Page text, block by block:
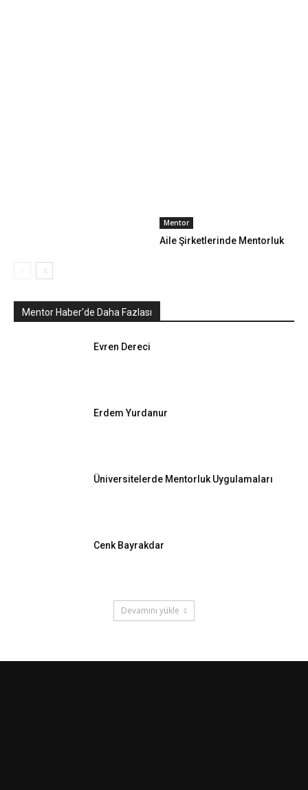
Mentor
Aile Şirketlerinde Mentorluk
Mentor Haber'de Daha Fazlası
Evren Dereci
Erdem Yurdanur
Üniversitelerde Mentorluk Uygulamaları
Cenk Bayrakdar
Devamını yükle